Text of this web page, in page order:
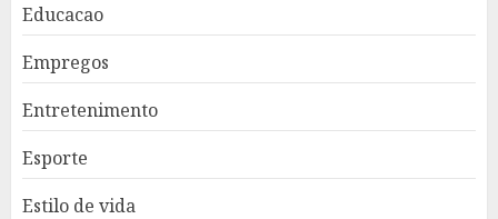
Educacao
Empregos
Entretenimento
Esporte
Estilo de vida